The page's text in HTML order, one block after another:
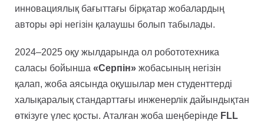
инновациялық бағыттағы бірқатар жобалардың
авторы әрі негізін қалаушы болып табылады.
2024–2025 оқу жылдарында ол робототехника
саласы бойынша «Серпін» жобасының негізін
қалап, жоба аясында оқушылар мен студенттерді
халықаралық стандарттағы инженерлік дайындықтан
өткізуге үлес қосты. Аталған жоба шеңберінде FLL